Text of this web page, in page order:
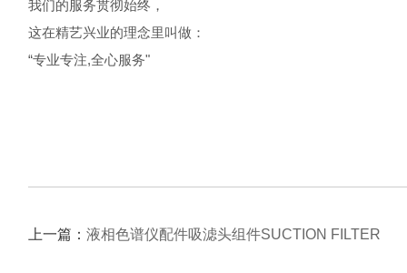
我们的服务贯彻始终，
这在精艺兴业的理念里叫做：
“专业专注,全心服务"
上一篇： 液相色谱仪配件吸滤头组件SUCTION FILTER